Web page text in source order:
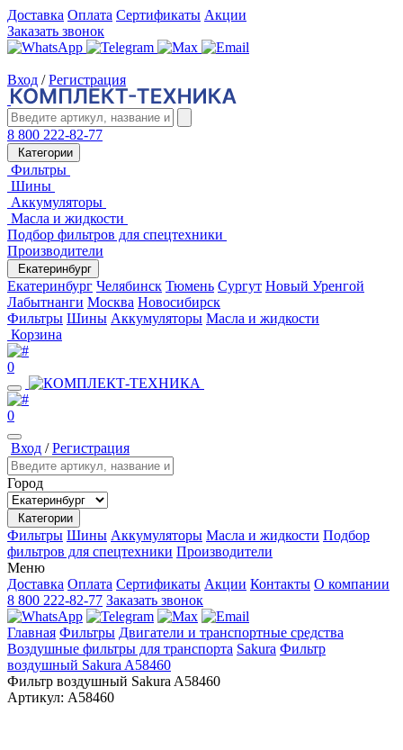
Доставка Оплата Сертификаты Акции
Заказать звонок
Вход / Регистрация
8 800 222-82-77
Категории
Фильтры
Шины
Аккумуляторы
Масла и жидкости
Подбор фильтров для спецтехники
Производители
Екатеринбург
Екатеринбург Челябинск Тюмень Сургут Новый Уренгой
Лабытнанги Москва Новосибирск
Фильтры Шины Аккумуляторы Масла и жидкости
Корзина
0
0
Вход /Регистрация
Город
Категории
Фильтры Шины Аккумуляторы Масла и жидкости Подбор
фильтров для спецтехники Производители
Меню
Доставка Оплата Сертификаты Акции Контакты О компании
8 800 222-82-77 Заказать звонок
Главная Фильтры Двигатели и транспортные средства
Воздушные фильтры для транспорта Sakura Фильтр
воздушный Sakura A58460
Фильтр воздушный Sakura A58460
Артикул: A58460